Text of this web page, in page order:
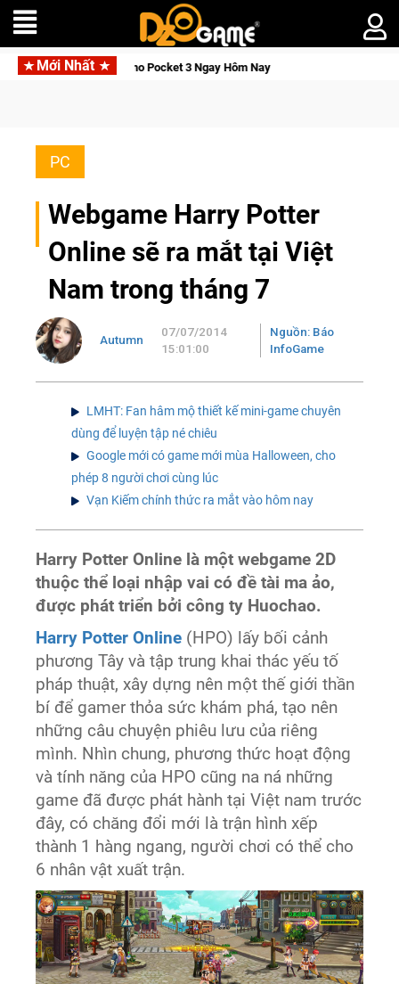
Mới Nhất
Osmo Pocket 3 Ngay Hôm Nay Lineage W – Quyền lực và
PC
Webgame Harry Potter
Online sẽ ra mắt tại Việt
Nam trong tháng 7
Autumn
07/07/2014
15:01:00
Nguồn: Báo
InfoGame
LMHT: Fan hâm mộ thiết kế mini-game chuyên
dùng để luyện tập né chiêu
Google mới có game mới mùa Halloween, cho
phép 8 người chơi cùng lúc
Vạn Kiếm chính thức ra mắt vào hôm nay
Harry Potter Online là một webgame 2D
thuộc thể loại nhập vai có đề tài ma ảo,
được phát triển bởi công ty Huochao.
Harry Potter Online (HPO) lấy bối cảnh
phương Tây và tập trung khai thác yếu tố
pháp thuật, xây dựng nên một thế giới thần
bí để gamer thỏa sức khám phá, tạo nên
những câu chuyện phiêu lưu của riêng
mình. Nhìn chung, phương thức hoạt động
và tính năng của HPO cũng na ná những
game đã được phát hành tại Việt nam trước
đây, có chăng đổi mới là trận hình xếp
thành 1 hàng ngang, người chơi có thể cho
6 nhân vật xuất trận.